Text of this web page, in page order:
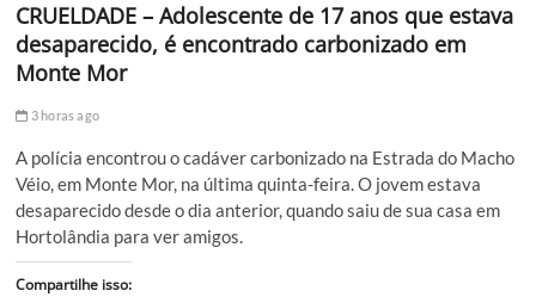
CRUELDADE – Adolescente de 17 anos que estava
desaparecido, é encontrado carbonizado em
Monte Mor
3 horas ago
A polícia encontrou o cadáver carbonizado na Estrada do Macho
Véio, em Monte Mor, na última quinta-feira. O jovem estava
desaparecido desde o dia anterior, quando saiu de sua casa em
Hortolândia para ver amigos.
Compartilhe isso: